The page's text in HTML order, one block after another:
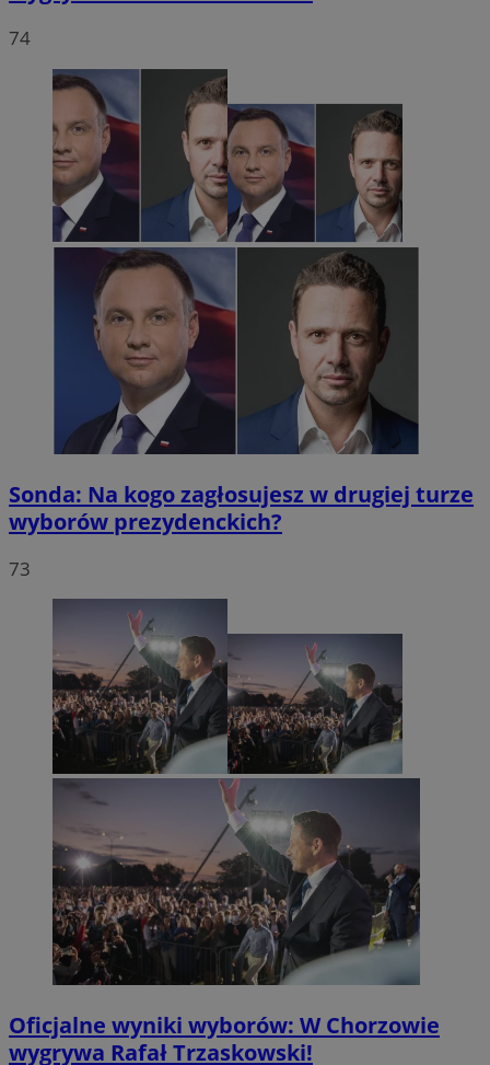
74
Sonda: Na kogo zagłosujesz w drugiej turze
wyborów prezydenckich?
73
Oficjalne wyniki wyborów: W Chorzowie
wygrywa Rafał Trzaskowski!